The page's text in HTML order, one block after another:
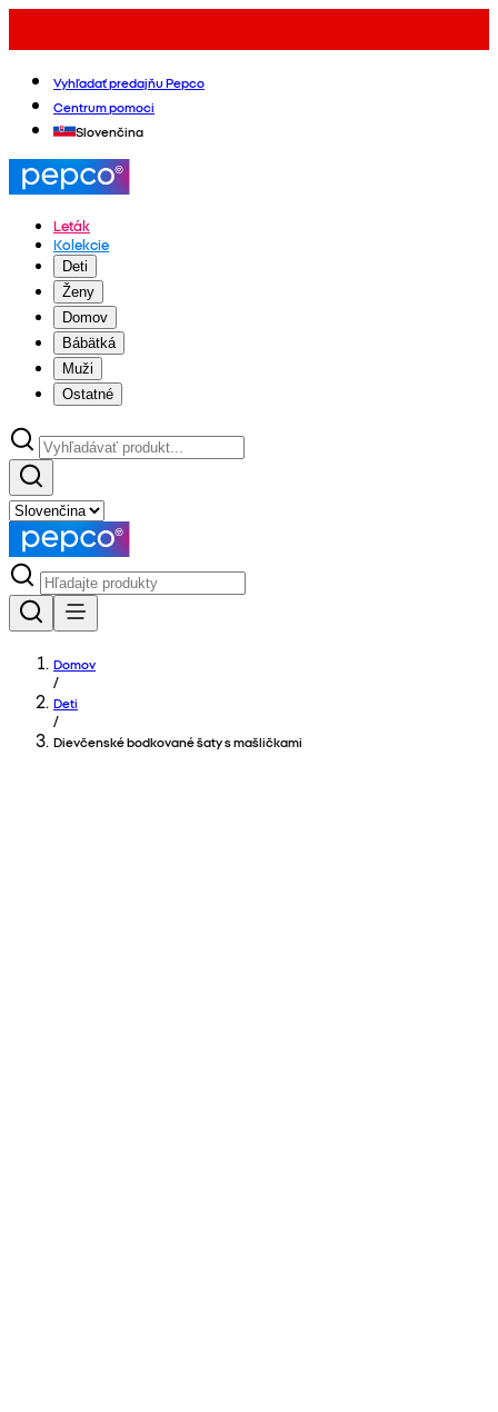
Vyhľadať predajňu Pepco
Centrum pomoci
Slovenčina
Leták
Kolekcie
Deti
Ženy
Domov
Bábätká
Muži
Ostatné
Domov
/
Deti
/
Dievčenské bodkované šaty s mašličkami